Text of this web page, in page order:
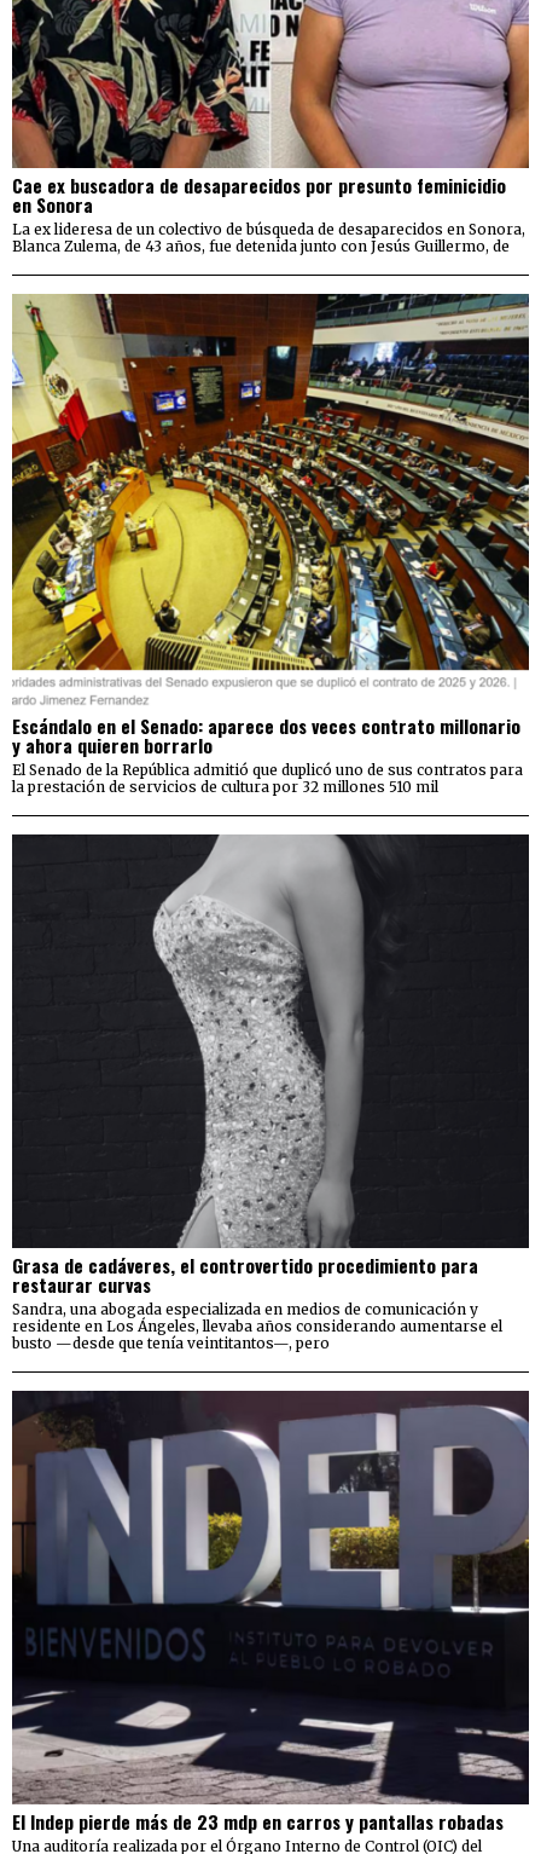
Cae ex buscadora de desaparecidos por presunto feminicidio
en Sonora
La ex lideresa de un colectivo de búsqueda de desaparecidos en Sonora,
Blanca Zulema, de 43 años, fue detenida junto con Jesús Guillermo, de
Escándalo en el Senado: aparece dos veces contrato millonario
y ahora quieren borrarlo
El Senado de la República admitió que duplicó uno de sus contratos para
la prestación de servicios de cultura por 32 millones 510 mil
Grasa de cadáveres, el controvertido procedimiento para
restaurar curvas
Sandra, una abogada especializada en medios de comunicación y
residente en Los Ángeles, llevaba años considerando aumentarse el
busto —desde que tenía veintitantos—, pero
El Indep pierde más de 23 mdp en carros y pantallas robadas
Una auditoría realizada por el Órgano Interno de Control (OIC) del